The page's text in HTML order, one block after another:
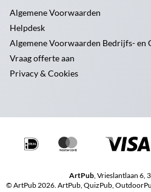
Algemene Voorwaarden
Helpdesk
Algemene Voorwaarden Bedrijfs- en
Vraag offerte aan
Privacy & Cookies
ArtPub, Vrieslantlaan 6,
© ArtPub 2026. ArtPub, QuizPub,